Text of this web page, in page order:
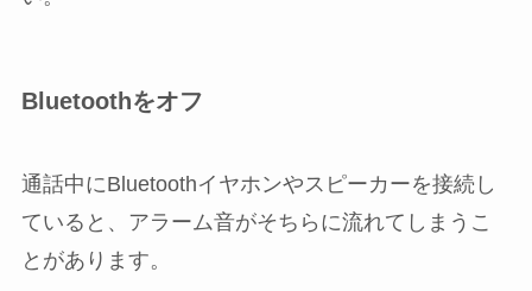
Bluetoothをオフ
通話中にBluetoothイヤホンやスピーカーを接続し
ていると、アラーム音がそちらに流れてしまうこ
とがあります。